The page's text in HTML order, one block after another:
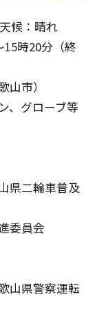
：晴れ
時20分（終
市）
グローブ等
二輪車普及
委員会
県警察運転